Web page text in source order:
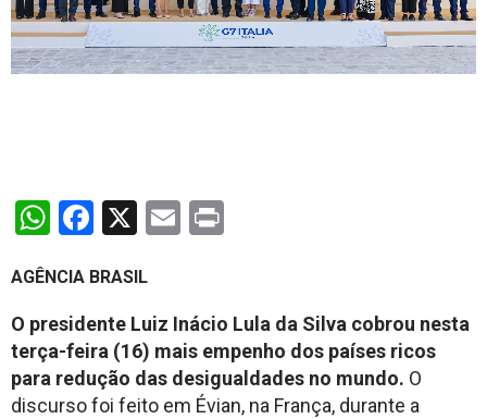
WhatsApp
Facebook
X Email
AGÊNCIA BRASIL
O presidente Luiz Inácio Lula da Silva cobrou nesta
terça-feira (16) mais empenho dos países ricos
para redução das desigualdades no mundo. O
discurso foi feito em Évian, na França, durante a